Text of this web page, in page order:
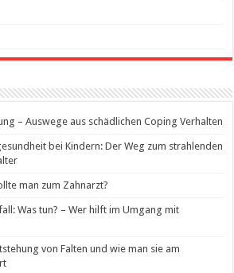
– Auswege aus schädlichen Coping Verhalten
bei Kindern: Der Weg zum strahlenden
man zum Zahnarzt?
Was tun? – Wer hilft im Umgang mit
von Falten und wie man sie am